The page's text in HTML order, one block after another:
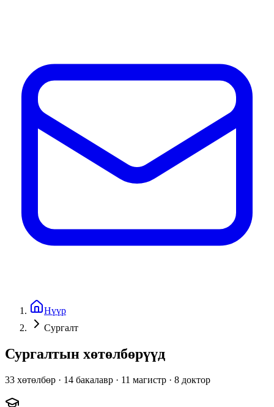
Нүүр
Сургалт
Сургалтын хөтөлбөрүүд
33 хөтөлбөр · 14 бакалавр · 11 магистр · 8 доктор